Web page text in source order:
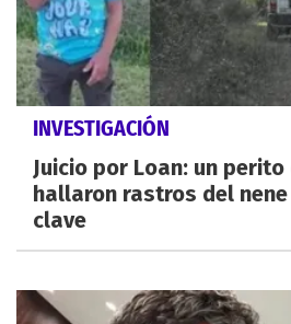
INVESTIGACIÓN
Juicio por Loan: un
hallaron rastros del
clave